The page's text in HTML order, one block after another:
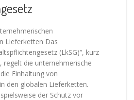
Lieferketten Das
(LkSG)“, kurz
regelt die unternehmerische
Einhaltung von
den globalen Lieferketten.
der Schutz vor